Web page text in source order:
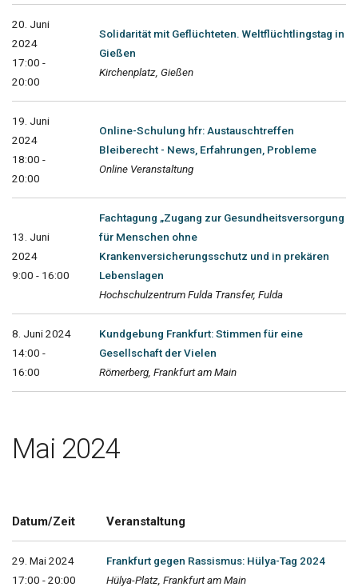
20. Juni
2024
17:00 -
20:00
Solidarität mit Geflüchteten. Weltflüchtlingstag in
Gießen
Kirchenplatz, Gießen
19. Juni
2024
18:00 -
20:00
Online-Schulung hfr: Austauschtreffen
Bleiberecht - News, Erfahrungen, Probleme
Online Veranstaltung
13. Juni
2024
9:00 - 16:00
Fachtagung „Zugang zur Gesundheitsversorgung
für Menschen ohne
Krankenversicherungsschutz und in prekären
Lebenslagen
Hochschulzentrum Fulda Transfer, Fulda
8. Juni 2024
14:00 -
16:00
Kundgebung Frankfurt: Stimmen für eine
Gesellschaft der Vielen
Römerberg, Frankfurt am Main
Mai 2024
Datum/Zeit Veranstaltung
29. Mai 2024
17:00 - 20:00
Frankfurt gegen Rassismus: Hülya-Tag 2024
Hülya-Platz, Frankfurt am Main